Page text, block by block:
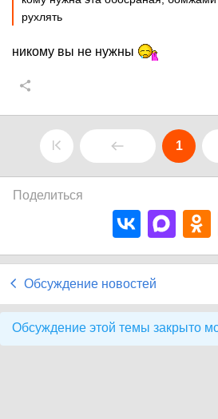
рухлять
никому вы не нужны
1
Поделиться
Обсуждение новостей
Обсуждение этой темы закрыто